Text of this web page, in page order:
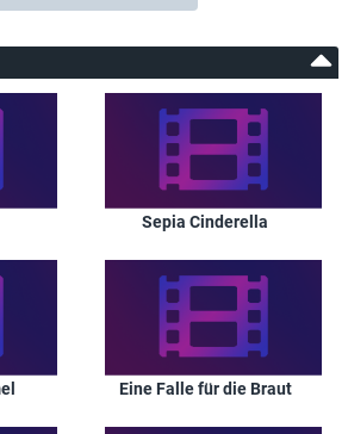
Sepia Cinderella
Eine Falle für die Braut